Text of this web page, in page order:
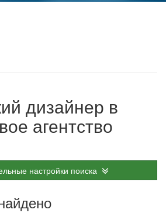
дизайнер в
агентство
настройки поиска